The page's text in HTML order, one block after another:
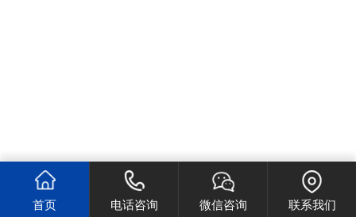
首页 电话咨询 微信咨询 联系我们